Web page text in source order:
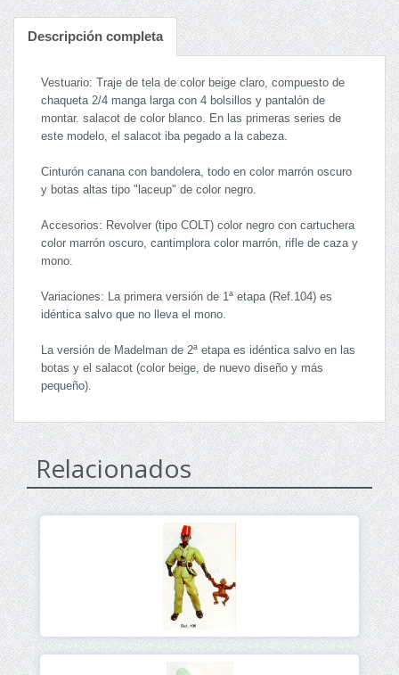
Descripción completa
Vestuario: Traje de tela de color beige claro, compuesto de
chaqueta 2/4 manga larga con 4 bolsillos y pantalón de
montar. salacot de color blanco. En las primeras series de
este modelo, el salacot iba pegado a la cabeza.
Cinturón canana con bandolera, todo en color marrón oscuro
y botas altas tipo "laceup" de color negro.
Accesorios: Revolver (tipo COLT) color negro con cartuchera
color marrón oscuro, cantimplora color marrón, rifle de caza y
mono.
Variaciones: La primera versión de 1ª etapa (Ref.104) es
idéntica salvo que no lleva el mono.
La versión de Madelman de 2ª etapa es idéntica salvo en las
botas y el salacot (color beige, de nuevo diseño y más
pequeño).
Relacionados
Ver